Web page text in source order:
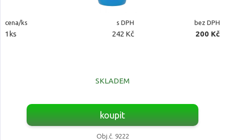
cena/ks s DPH bez DPH
1ks 242 Kč 200 Kč
SKLADEM
koupit
Obj.č. 9222